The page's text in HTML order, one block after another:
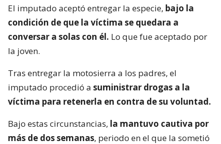
El imputado aceptó entregar la especie, bajo la
condición de que la víctima se quedara a
conversar a solas con él. Lo que fue aceptado por
la joven.
Tras entregar la motosierra a los padres, el
imputado procedió a suministrar drogas a la
víctima para retenerla en contra de su voluntad.
Bajo estas circunstancias, la mantuvo cautiva por
más de dos semanas, periodo en el que la sometió